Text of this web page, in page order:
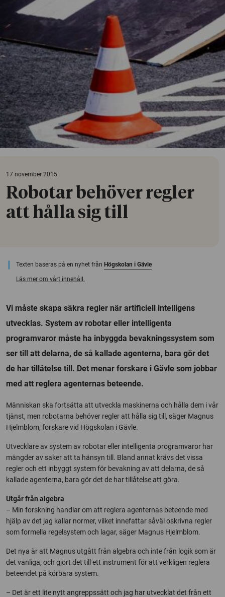
17 november 2015
Robotar behöver regler
att hålla sig till
Texten baseras på en nyhet från Högskolan i Gävle
Läs mer om vårt innehåll.
Vi måste skapa säkra regler när artificiell intelligens
utvecklas. System av robotar eller intelligenta
programvaror måste ha inbyggda bevakningssystem som
ser till att delarna, de så kallade agenterna, bara gör det
de har tillåtelse till. Det menar forskare i Gävle som jobbar
med att reglera agenternas beteende.
Människan ska fortsätta att utveckla maskinerna och hålla dem i vår
tjänst, men robotarna behöver regler att hålla sig till, säger Magnus
Hjelmblom, forskare vid Högskolan i Gävle.
Utvecklare av system av robotar eller intelligenta programvaror har
mängder av saker att ta hänsyn till. Bland annat krävs det vissa
regler och ett inbyggt system för bevakning av att delarna, de så
kallade agenterna, bara gör det de har tillåtelse att göra.
Utgår från algebra
– Min forskning handlar om att reglera agenternas beteende med
hjälp av det jag kallar normer, vilket innefattar såväl oskrivna regler
som formella regelsystem och lagar, säger Magnus Hjelmblom.
Det nya är att Magnus utgått från algebra och inte från logik som är
det vanliga, och gjort det till ett instrument för att verkligen reglera
beteendet på körbara system.
– Det är ett lite nytt angreppssätt och jag har utvecklat det från ett